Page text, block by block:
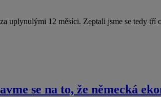
uplynulými 12 měsíci. Zeptali jsme se tedy
se na to, že německá